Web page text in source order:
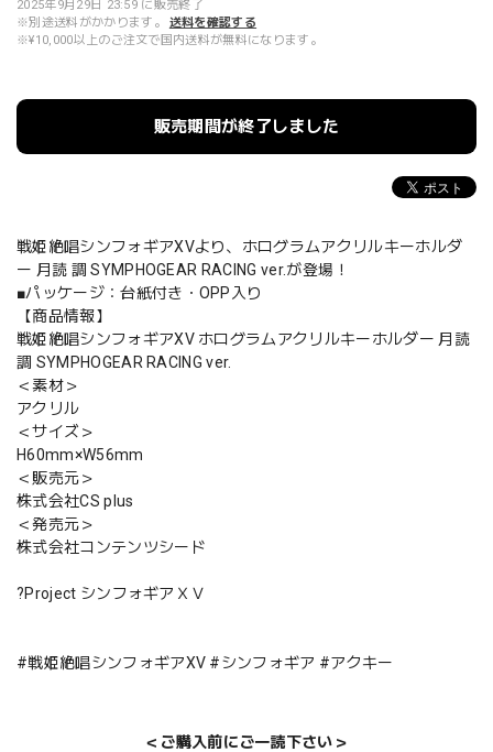
2025年9月29日 23:59 に販売終了
※別途送料がかかります。
送料を確認する
※¥10,000以上のご注文で国内送料が無料になります。
販売期間が終了しました
戦姫絶唱シンフォギアXVより、ホログラムアクリルキーホルダ
ー 月読 調 SYMPHOGEAR RACING ver.が登場！
■パッケージ：台紙付き・OPP入り
【商品情報】
戦姫絶唱シンフォギアXV ホログラムアクリルキーホルダー 月読
調 SYMPHOGEAR RACING ver.
＜素材＞
アクリル
＜サイズ＞
H60mm×W56mm
＜販売元＞
株式会社CS plus
＜発売元＞
株式会社コンテンツシード
?Project シンフォギアＸＶ
#戦姫絶唱シンフォギアXV #シンフォギア #アクキー
＜ご購入前にご一読下さい＞